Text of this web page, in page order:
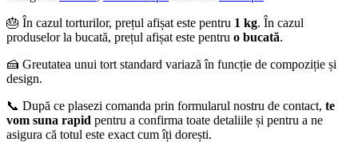
🎂 În cazul torturilor, prețul afișat este pentru 1 kg. În cazul
produselor la bucată, prețul afișat este pentru o bucată.
🍰 Greutatea unui tort standard variază în funcție de compoziție și
design.
📞 După ce plasezi comanda prin formularul nostru de contact, te
vom suna rapid pentru a confirma toate detaliile și pentru a ne
asigura că totul este exact cum îți dorești.